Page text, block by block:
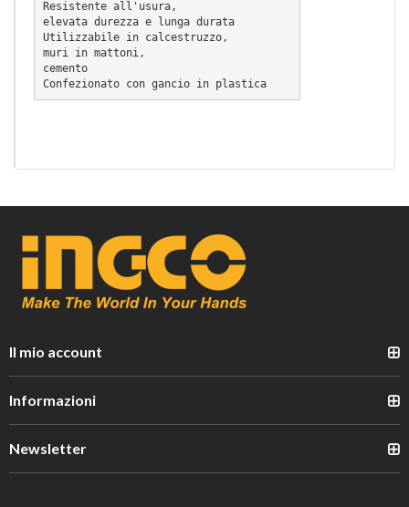
Resistente all'usura,
elevata durezza e lunga durata
Utilizzabile in calcestruzzo,
muri in mattoni,
cemento
Confezionato con gancio in plastica
Il mio account
Informazioni
Newsletter